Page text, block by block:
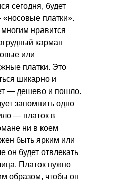
сегодня, будет
платки».
многим нравится
карман
или
платки. Это
шикарно и
— дешево и пошло.
запомнить одно
— платок в
ни в коем
быть ярким или
он будет отвлекать
Платок нужно
образом, чтобы он